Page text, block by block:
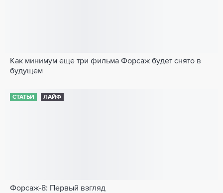
Как минимум еще три фильма Форсаж будет снято в
будущем
СТАТЬИ ЛАЙФ
Форсаж-8: Первый взгляд